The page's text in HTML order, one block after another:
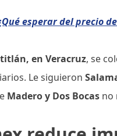
esperar del precio
en Veracruz, se
Le siguieron
Madero y Dos Bocas no